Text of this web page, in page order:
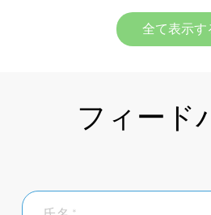
全て表示す
フィード